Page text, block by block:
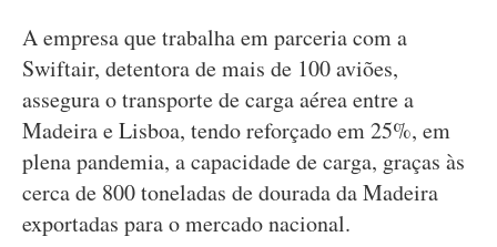
A empresa que trabalha em parceria com a
Swiftair, detentora de mais de 100 aviões,
assegura o transporte de carga aérea entre a
Madeira e Lisboa, tendo reforçado em 25%, em
plena pandemia, a capacidade de carga, graças às
cerca de 800 toneladas de dourada da Madeira
exportadas para o mercado nacional.